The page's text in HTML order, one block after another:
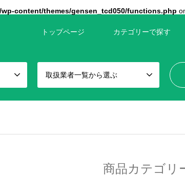
content/themes/gensen_tcd050/functions.php
トップページ カテゴリーで探す
取扱業者一覧から選ぶ
商品カテゴリ